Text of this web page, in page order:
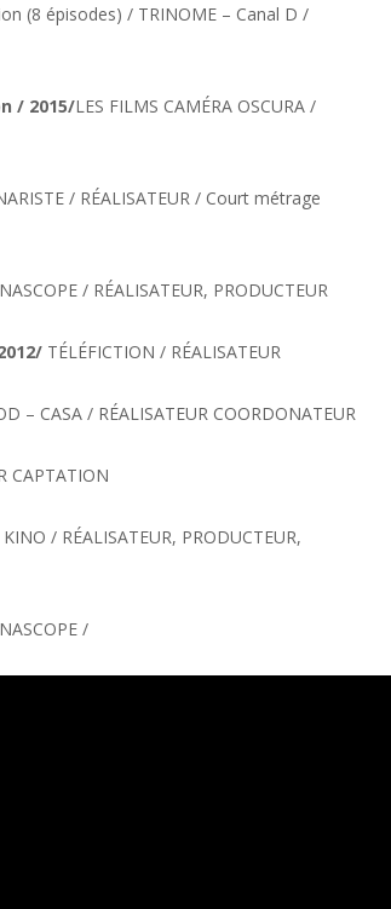
(8 épisodes) / TRINOME – Canal D /
/ 2015/LES FILMS CAMÉRA OSCURA /
/ RÉALISATEUR / Court métrage
/ RÉALISATEUR, PRODUCTEUR
TÉLÉFICTION / RÉALISATEUR
– CASA / RÉALISATEUR COORDONATEUR
CAPTATION
/ RÉALISATEUR, PRODUCTEUR,
/